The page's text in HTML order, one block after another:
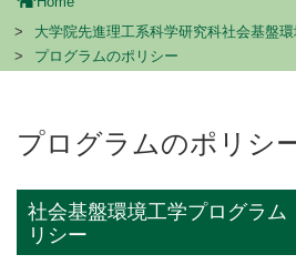
大学院先進理工系科学研究科社会基盤
プログラムのポリシー
プログラムのポリシ
社会基盤環境工学プログラ
リシー